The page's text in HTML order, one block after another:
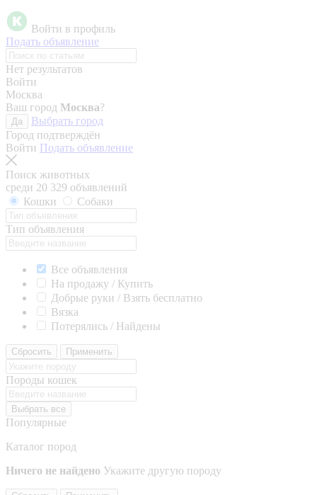
Войти в профиль
Подать объявление
Нет результатов
Войти
Москва
Ваш город Москва?
Да
Выбрать город
Город подтверждён
Войти Подать объявление
Поиск животных
среди 20 329 объявлений
Кошки
Собаки
Тип объявления
Все объявления
На продажу / Купить
Добрые руки / Взять бесплатно
Вязка
Потерялись / Найдены
Сбросить Применить
Породы кошек
Выбрать все
Популярные
Каталог пород
Ничего не найдено Укажите другую породу